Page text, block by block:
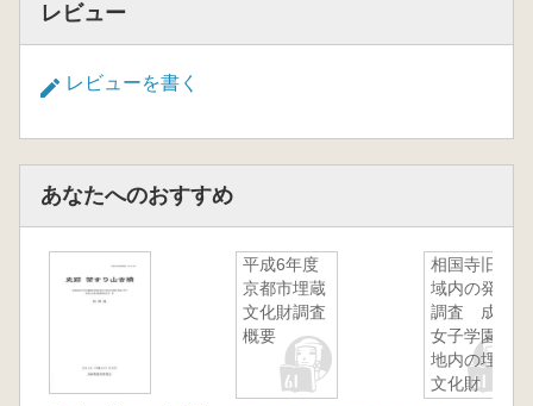
「萬留帳」計6冊分
「萬留帳」計7冊分 426頁
年) 明治39年(1906年)から昭和30年(1955年)
「萬留帳」計6冊分 458頁
レビュー
レビューを書く
あなたへのおすすめ
平成6年度
京都市埋蔵
文化財調査
概要
相国寺旧寺
域内の発掘
調査 成安
女子学園校
地内の埋蔵
文化財